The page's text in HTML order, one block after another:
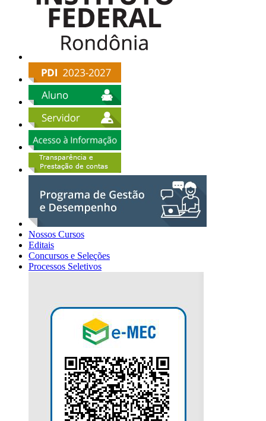
Nossos Cursos
Editais
Concursos e Seleções
Processos Seletivos